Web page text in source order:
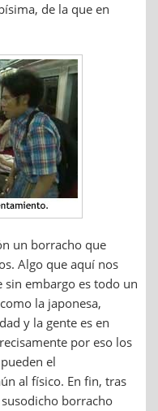
de la que en
un borracho que
Algo que aquí nos
sin embargo es todo un
la japonesa,
y la gente es en
por eso los
el
al físico. En fin, tras
borracho